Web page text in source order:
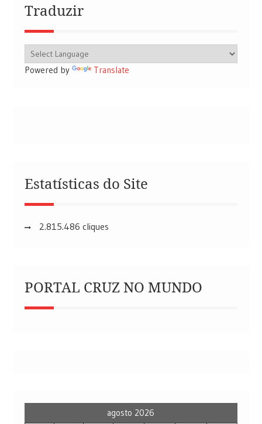
Traduzir
Powered by Translate
Estatísticas do Site
2.815.486 cliques
PORTAL CRUZ NO MUNDO
agosto 2026